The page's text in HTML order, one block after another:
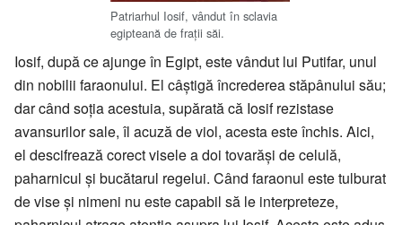
Patriarhul Iosif, vândut în sclavia
egipteană de fraţii săi.
Iosif, după ce ajunge în Egipt, este vândut lui Putifar, unul
din nobilii faraonului. El câştigă încrederea stăpânului său;
dar când soţia acestuia, supărată că Iosif rezistase
avansurilor sale, îl acuză de viol, acesta este închis. Aici,
el descifrează corect visele a doi tovarăși de celulă,
paharnicul şi bucătarul regelui. Când faraonul este tulburat
de vise şi nimeni nu este capabil să le interpreteze,